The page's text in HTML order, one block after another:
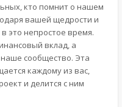
кто помнит о нашем
вашей щедрости и
это непростое время.
вклад, а
сообщество. Эта
каждому из вас,
и делится с ним